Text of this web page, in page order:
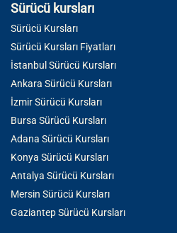
Sürücü kursları
Sürücü Kursları
Sürücü Kursları Fiyatları
İstanbul Sürücü Kursları
Ankara Sürücü Kursları
İzmir Sürücü Kursları
Bursa Sürücü Kursları
Adana Sürücü Kursları
Konya Sürücü Kursları
Antalya Sürücü Kursları
Mersin Sürücü Kursları
Gaziantep Sürücü Kursları